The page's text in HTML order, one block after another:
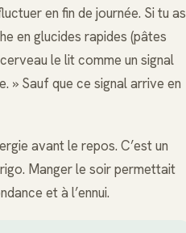
en fin de journée. Si tu as
en glucides rapides (pâtes
le lit comme un signal
» Sauf que ce signal arrive en
avant le repos. C’est un
Manger le soir permettait
et à l’ennui.